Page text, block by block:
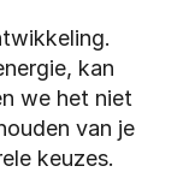
kan
we het niet
van je
keuzes.